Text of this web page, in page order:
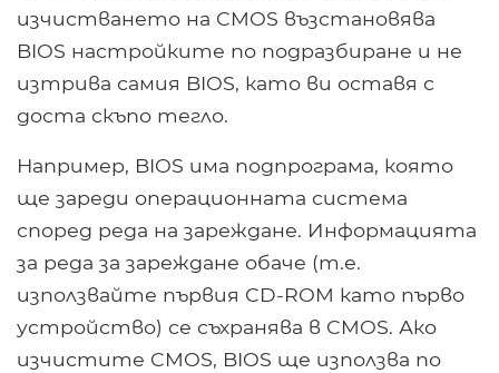
изчистването на CMOS възстановява
BIOS настройките по подразбиране и не
изтрива самия BIOS, като ви оставя с
доста скъпо тегло.
Например, BIOS има подпрограма, която
ще зареди операционната система
според реда на зареждане. Информацията
за реда за зареждане обаче (т.е.
използвайте първия CD-ROM като първо
устройство) се съхранява в CMOS. Ако
изчистите CMOS, BIOS ще използва по